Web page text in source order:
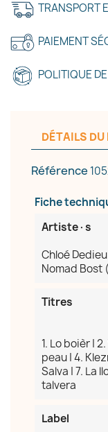
TRANSPORT
PAIEMENT
POLITIQUE
DÉTAILS DU
Référence
Fiche
Artiste·s
Chloé
Nomad Bost
Titres
1. Lo boièr |
peau | 4.
Salva | 7. La
talvera
Label
Créer une
Nom de la liste
Annuler